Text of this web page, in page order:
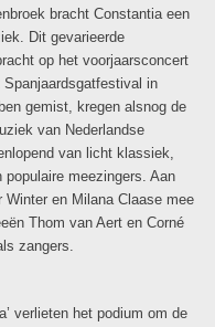
bracht Constantia een
Dit gevarieerde
op het voorjaarsconcert
Spanjaardsgatfestival in
gemist, kregen alsnog de
van Nederlandse
van licht klassiek,
meezingers. Aan
Winter en Milana Claase mee
Thom van Aert en Corné
zangers.
verlieten het podium om de